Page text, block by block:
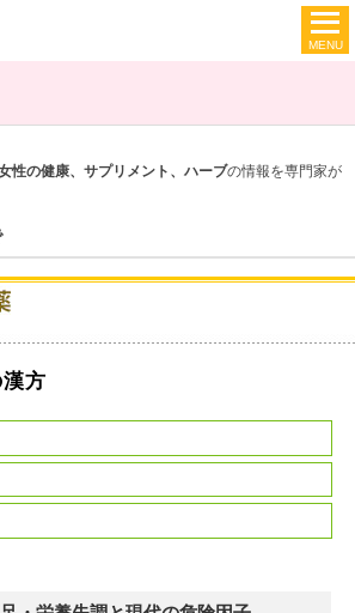
性の健康、サプリメント、ハーブの情報を専門家が
方